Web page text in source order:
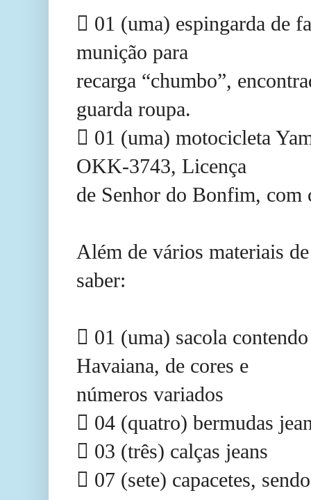
 01 (uma) espingarda de
munição para
recarga “chumbo”,
guarda roupa.
 01 (uma) motocicleta
OKK-3743, Licença
de Senhor do Bonfim, com
Além de vários materiais
saber:
 01 (uma) sacola
Havaiana, de cores e
números variados
 04 (quatro) bermudas
 03 (três) calças jeans
 07 (sete) capacetes,